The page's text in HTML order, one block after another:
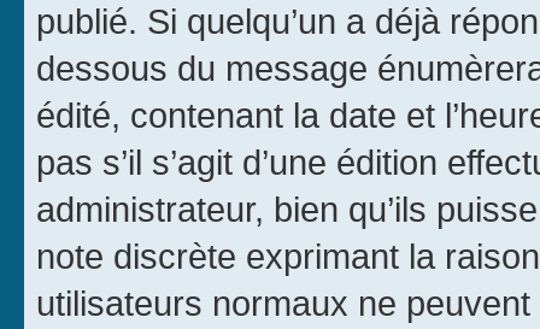
publié. Si quelqu’un a déjà
dessous du message
édité, contenant la date et
pas s’il s’agit d’une édition
administrateur, bien qu’ils
note discrète exprimant la
utilisateurs normaux ne